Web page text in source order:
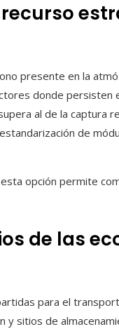
presente en la
donde persisten
al de la captura
de
opción permite
de las
para el
sitios de